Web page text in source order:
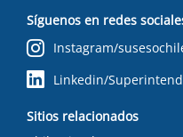
Síguenos en redes
Instagram/
Linkedin/
Sitios relacionados